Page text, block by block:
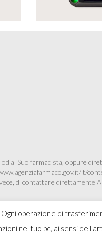
operazione di
nel tuo pc, ai sensi
al Suo farmacista, oppure
it/
di contattare